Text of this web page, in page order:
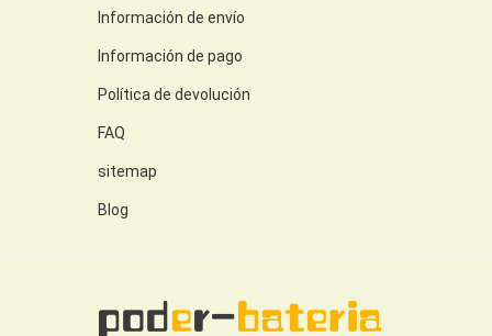
Información de envío
Información de pago
Política de devolución
FAQ
sitemap
Blog